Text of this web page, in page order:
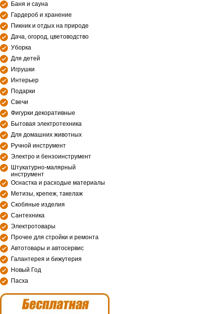
Баня и сауна
Гардероб и хранение
Пикник и отдых на природе
Дача, огород, цветоводство
Уборка
Для детей
Игрушки
Интерьер
Подарки
Свечи
Фигурки декоративные
Бытовая электротехника
Для домашних животных
Ручной инструмент
Электро и бензоинструмент
Штукатурно-малярный
инструмент
Оснастка и расходые материалы
Метизы, крепеж, такелаж
Скобяные изделия
Сантехника
Электротовары
Прочее для стройки и ремонта
Автотовары и автосервис
Галантерея и бижутерия
Новый Год
Пасха